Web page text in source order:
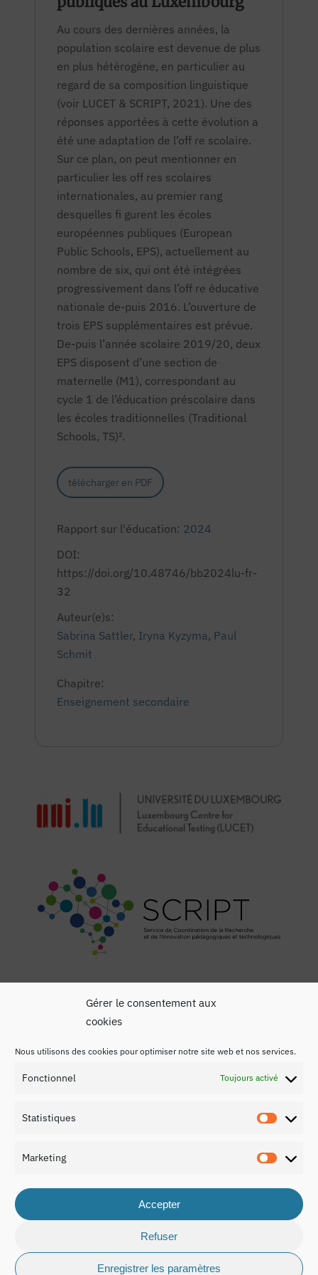
Gérer le consentement aux
cookies
Nous utilisons des cookies pour optimiser notre site web et nos services.
Fonctionnel Toujours activé
Statistiques
Marketing
Accepter
Refuser
Enregistrer les paramètres
Au cours des dernières années, la
population scolaire est devenue de plus
en plus hétérogène, en particulier au
regard de sa composition linguistique
(voir LUCET & SCRIPT, 2021). Une des
réponses apportées à cette évolution a
été une adaptation de l’off re scolaire.
Sur ce plan, on peut mentionner en
particulier les off res scolaires
internationales, au premier rang
desquelles fi gurent les écoles
européennes publiques (European
Public Schools, EPS), actuellement au
nombre de six, qui ont été intégrées
progressivement dans l’off re éducative
nationale de-puis 2016. L’ouverture de
trois EPS supplémentaires est prévue.
De-puis l’année scolaire 2019/20, deux
EPS disposent d’une section de
maternelle (M1), correspondant au
cycle 1 de l’éducation préscolaire dans
les écoles traditionnelles (Traditional
Schools, TS)².
télécharger en PDF
Rapport sur l'éducation: 2024
DOI:
https://doi.org/10.48746/bb2024lu-fr-
32
Auteur(e)s:
Sabrina Sattler, Iryna Kyzyma, Paul
Schmit
Chapitre:
Enseignement secondaire
Mentions légales
Contact
© 2026 Rapport national sur l’éducation au Luxembourg
made by